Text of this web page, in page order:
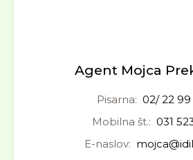
Agent Mojca
Pisarna: 02/ 22
Mobilna št.: 031
E-naslov: